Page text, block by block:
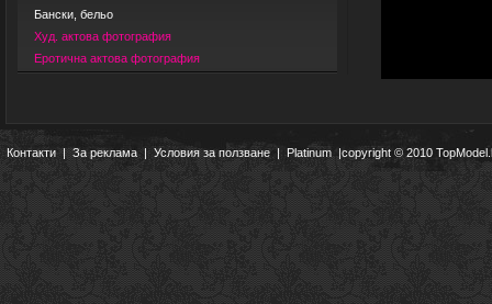
Бански, бельо
Худ. актова фотография
Еротична актова фотография
Контакти|За реклама | Условия за ползване | Platinum |copyright © 2010